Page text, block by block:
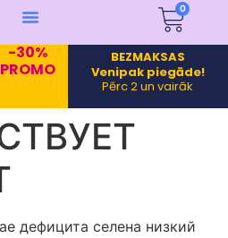
0
-30%
PROMO
BEZMAKSAS
Venipak piegāde!
Pērc 2 un vairāk
дефицита селена низкий